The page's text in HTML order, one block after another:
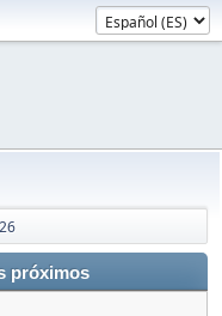
próximos